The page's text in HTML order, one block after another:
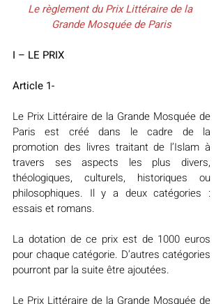
Le règlement du Prix Littéraire de la
Grande Mosquée de Paris
I – LE PRIX
Article 1-
Le Prix Littéraire de la Grande Mosquée de
Paris est créé dans le cadre de la
promotion des livres traitant de l’Islam à
travers ses aspects les plus divers,
théologiques, culturels, historiques ou
philosophiques. Il y a deux catégories :
essais et romans.
La dotation de ce prix est de 1000 euros
pour chaque catégorie. D’autres catégories
pourront par la suite être ajoutées.
Le Prix Littéraire de la Grande Mosquée de